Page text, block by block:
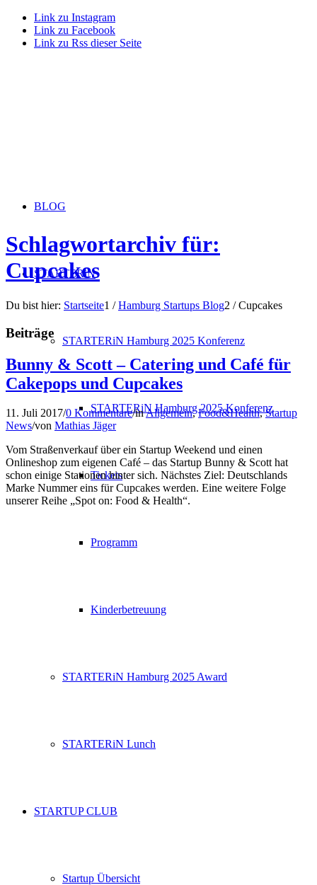
Link zu Instagram
Link zu Facebook
Link zu Rss dieser Seite
BLOG
STARTERiN
STARTERiN Hamburg 2025 Konferenz
STARTERiN Hamburg 2025 Konferenz
Tickets
Programm
Kinderbetreuung
STARTERiN Hamburg 2025 Award
STARTERiN Lunch
STARTUP CLUB
Startup Übersicht
Schlagwortarchiv für:
Cupcakes
Du bist hier: Startseite1 / Hamburg Startups Blog2 / Cupcakes
Beiträge
Bunny & Scott – Catering und Café für
Cakepops und Cupcakes
11. Juli 2017/0 Kommentare/inAllgemein,Food&Health,Startup
News/von Mathias Jäger
Vom Straßenverkauf über ein Startup Weekend und einen
Onlineshop zum eigenen Café – das Startup Bunny & Scott hat
schon einige Stationen hinter sich. Nächstes Ziel: Deutschlands
Marke Nummer eins für Cupcakes werden. Eine weitere Folge
unserer Reihe „Spot on: Food & Health“.